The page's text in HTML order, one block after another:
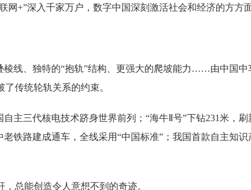
网+”深入千家万户，数字中国深刻激活社会和经济的方方面
线、独特的“抱轨”结构、更强大的爬坡能力……由中国中
传统轮轨关系的约束。
三代核电技术跻身世界前列；“海牛Ⅱ号”下钻231米，
老铁路建成通车，全线采用“中国标准”；我国首款自主知
总能创造令人意想不到的奇迹。